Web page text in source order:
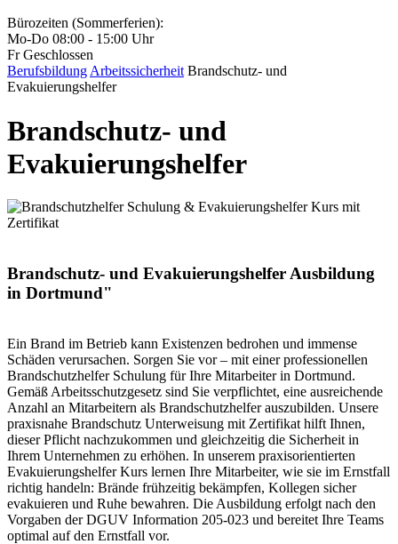
Bürozeiten (Sommerferien):
Mo-Do 08:00 - 15:00 Uhr
Fr Geschlossen
Berufsbildung Arbeitssicherheit Brandschutz- und
Evakuierungshelfer
Brandschutz- und
Evakuierungshelfer
Brandschutz- und Evakuierungshelfer Ausbildung
in Dortmund"
Ein Brand im Betrieb kann Existenzen bedrohen und immense
Schäden verursachen. Sorgen Sie vor – mit einer professionellen
Brandschutzhelfer Schulung für Ihre Mitarbeiter in Dortmund.
Gemäß Arbeitsschutzgesetz sind Sie verpflichtet, eine ausreichende
Anzahl an Mitarbeitern als Brandschutzhelfer auszubilden. Unsere
praxisnahe Brandschutz Unterweisung mit Zertifikat hilft Ihnen,
dieser Pflicht nachzukommen und gleichzeitig die Sicherheit in
Ihrem Unternehmen zu erhöhen. In unserem praxisorientierten
Evakuierungshelfer Kurs lernen Ihre Mitarbeiter, wie sie im Ernstfall
richtig handeln: Brände frühzeitig bekämpfen, Kollegen sicher
evakuieren und Ruhe bewahren. Die Ausbildung erfolgt nach den
Vorgaben der DGUV Information 205-023 und bereitet Ihre Teams
optimal auf den Ernstfall vor.